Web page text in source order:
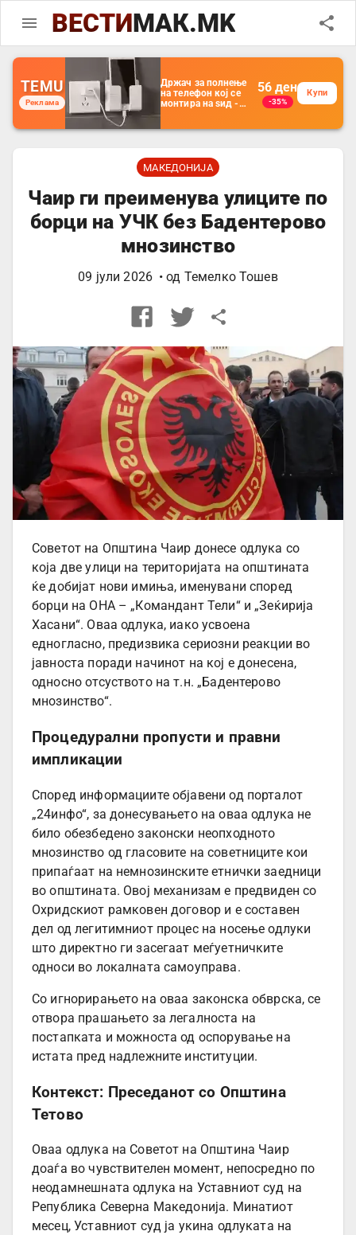
ВЕСТИМАК.MK
TEMU
Реклама
Држач за полнење
на телефон кој се
монтира на ѕид -
организатор за
далечински
управувач
56 ден
-35%
Купи
МАКЕДОНИЈА
Чаир ги преименува улиците по
борци на УЧК без Бадентерово
мнозинство
09 јули 2026 • од Темелко Тошев
Советот на Општина Чаир донесе одлука со
која две улици на територијата на општината
ќе добијат нови имиња, именувани според
борци на ОНА – „Командант Тели“ и „Зеќирија
Хасани“. Оваа одлука, иако усвоена
едногласно, предизвика сериозни реакции во
јавноста поради начинот на кој е донесена,
односно отсуството на т.н. „Бадентерово
мнозинство“.
Процедурални пропусти и правни
импликации
Според информациите објавени од порталот
„24инфо“, за донесувањето на оваа одлука не
било обезбедено законски неопходното
мнозинство од гласовите на советниците кои
припаѓаат на немнозинските етнички заедници
во општината. Овој механизам е предвиден со
Охридскиот рамковен договор и е составен
дел од легитимниот процес на носење одлуки
што директно ги засегаат меѓуетничките
односи во локалната самоуправа.
Со игнорирањето на оваа законска обврска, се
отвора прашањето за легалноста на
постапката и можноста од оспорување на
истата пред надлежните институции.
Контекст: Преседанот со Општина
Тетово
Оваа одлука на Советот на Општина Чаир
доаѓа во чувствителен момент, непосредно по
неодамнешната одлука на Уставниот суд на
Република Северна Македонија. Минатиот
месец, Уставниот суд ја укина одлуката на